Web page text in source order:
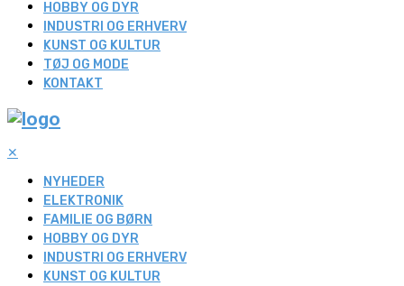
HOBBY OG DYR
INDUSTRI OG ERHVERV
KUNST OG KULTUR
TØJ OG MODE
KONTAKT
✕
NYHEDER
ELEKTRONIK
FAMILIE OG BØRN
HOBBY OG DYR
INDUSTRI OG ERHVERV
KUNST OG KULTUR